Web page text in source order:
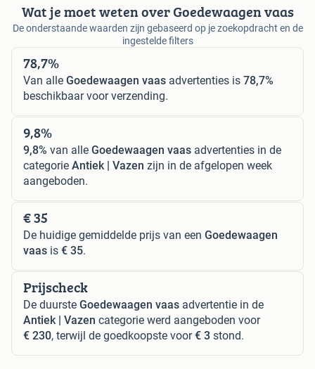
Wat je moet weten over Goedewaagen vaas
De onderstaande waarden zijn gebaseerd op je zoekopdracht en de
ingestelde filters
78,7%
Van alle Goedewaagen vaas advertenties is 78,7%
beschikbaar voor verzending.
9,8%
9,8% van alle Goedewaagen vaas advertenties in de
categorie Antiek | Vazen zijn in de afgelopen week
aangeboden.
€ 35
De huidige gemiddelde prijs van een Goedewaagen
vaas is € 35.
Prijscheck
De duurste Goedewaagen vaas advertentie in de
Antiek | Vazen categorie werd aangeboden voor
€ 230, terwijl de goedkoopste voor€ 3 stond.